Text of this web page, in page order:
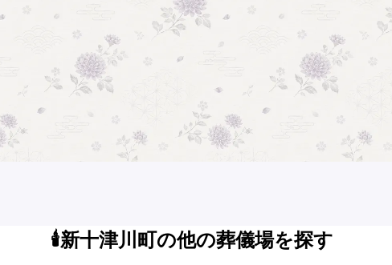
🕯️新十津川町の他の葬儀場を探す